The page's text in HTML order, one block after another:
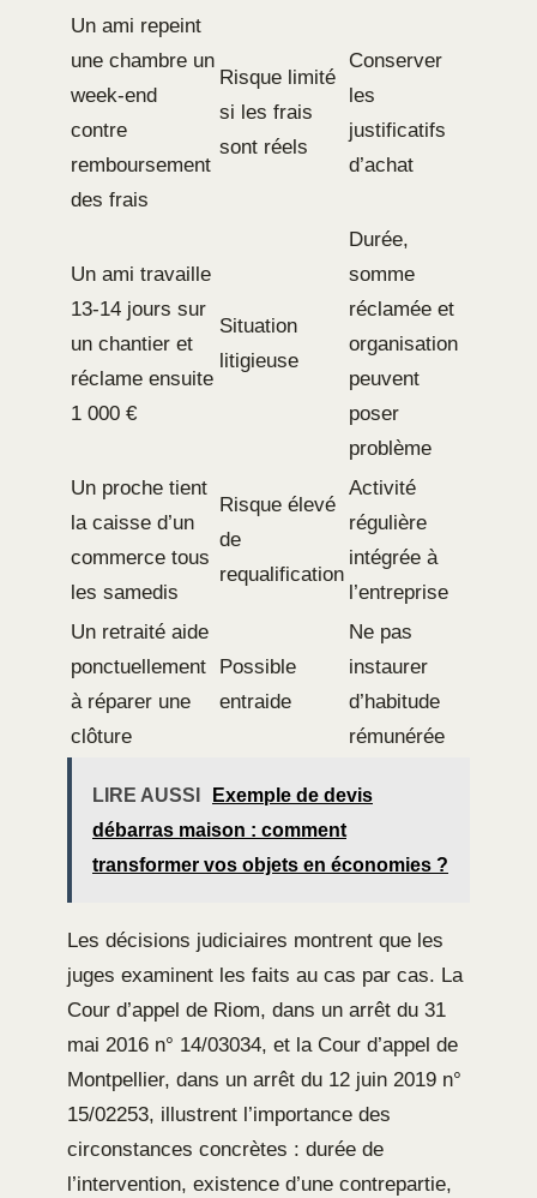
Un ami repeint
une chambre un
week-end
contre
remboursement
des frais
Risque limité
si les frais
sont réels
Conserver
les
justificatifs
d’achat
Un ami travaille
13-14 jours sur
un chantier et
réclame ensuite
1 000 €
Situation
litigieuse
Durée,
somme
réclamée et
organisation
peuvent
poser
problème
Un proche tient
la caisse d’un
commerce tous
les samedis
Risque élevé
de
requalification
Activité
régulière
intégrée à
l’entreprise
Un retraité aide
ponctuellement
à réparer une
clôture
Possible
entraide
Ne pas
instaurer
d’habitude
rémunérée
LIRE AUSSI
Exemple de devis
débarras maison : comment
transformer vos objets en économies ?
Les décisions judiciaires montrent que les
juges examinent les faits au cas par cas. La
Cour d’appel de Riom, dans un arrêt du 31
mai 2016 n° 14/03034, et la Cour d’appel de
Montpellier, dans un arrêt du 12 juin 2019 n°
15/02253, illustrent l’importance des
circonstances concrètes : durée de
l’intervention, existence d’une contrepartie,